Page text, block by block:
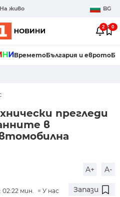
На живо BG
2 0
ВреметоБългария и еврото
прегледи
в
A+ A-
02:22 мин. У нас Запази